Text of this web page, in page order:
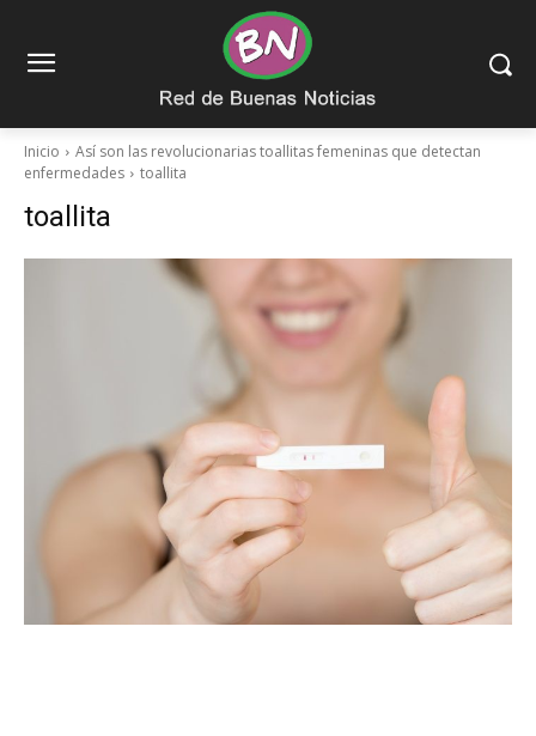
Inicio
Así son las revolucionarias toallitas femeninas que detectan
enfermedades
toallita
toallita